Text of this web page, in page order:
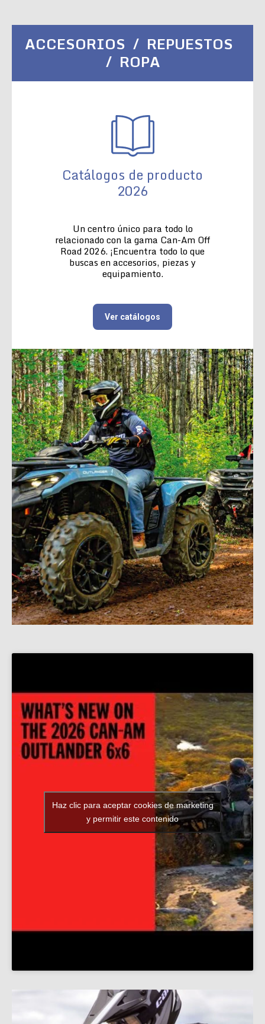
ACCESORIOS / REPUESTOS
/ ROPA
Catálogos de producto
2026
Un centro único para todo lo
relacionado con la gama Can-Am Off
Road 2026. ¡Encuentra todo lo que
buscas en accesorios, piezas y
equipamiento.
Ver catálogos
Haz clic para aceptar cookies de marketing
y permitir este contenido